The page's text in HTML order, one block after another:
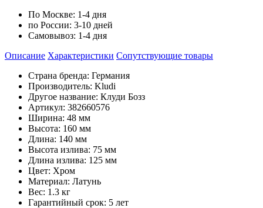
По Москве: 1-4 дня
по России: 3-10 дней
Самовывоз: 1-4 дня
Описание Характеристики Cопутствующие товары
Страна бренда: Германия
Производитель: Kludi
Другое название: Клуди Бозз
Артикул: 382660576
Ширина: 48 мм
Высота: 160 мм
Длина: 140 мм
Высота излива: 75 мм
Длина излива: 125 мм
Цвет: Хром
Материал: Латунь
Вес: 1.3 кг
Гарантийный срок: 5 лет